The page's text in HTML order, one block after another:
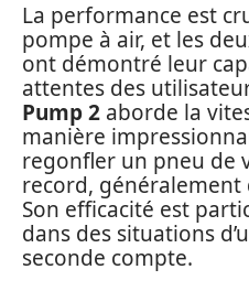
La performance est
pompe à air, et les
ont démontré leur
attentes des
Pump 2 aborde la
manière
regonfler un pneu de
record,
Son efficacité est
dans des situations
seconde compte.